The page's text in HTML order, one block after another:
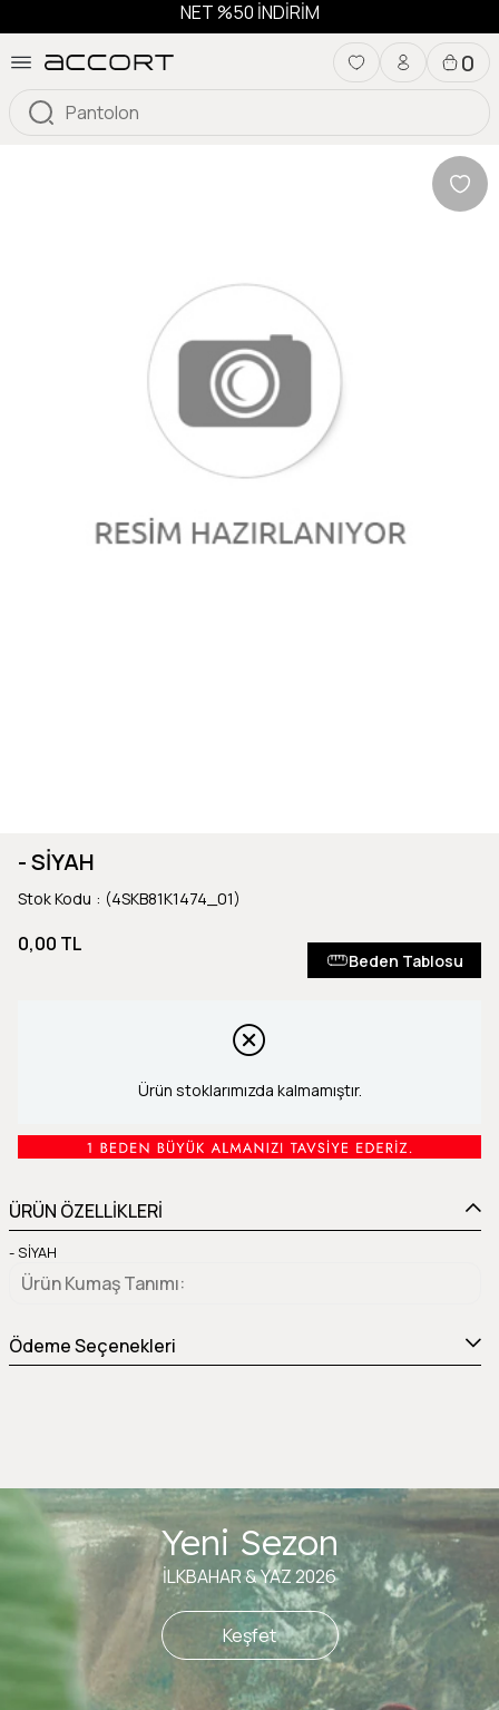
NET %50 İNDİRİM
0
- SİYAH
Stok Kodu (4SKB81K1474_01)
0,00 TL
Beden Tablosu
Ürün stoklarımızda kalmamıştır.
ÜRÜN ÖZELLİKLERİ
- SİYAH
Ürün Kumaş Tanımı
Ödeme Seçenekleri
Yeni Sezon
İLKBAHAR & YAZ 2026
Keşfet